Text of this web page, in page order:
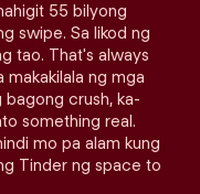
55 bilyong
swipe. Sa likod ng
tao. That's always
ng mga
bagong crush, ka-
something real.
mo pa alam kung
Tinder ng space to